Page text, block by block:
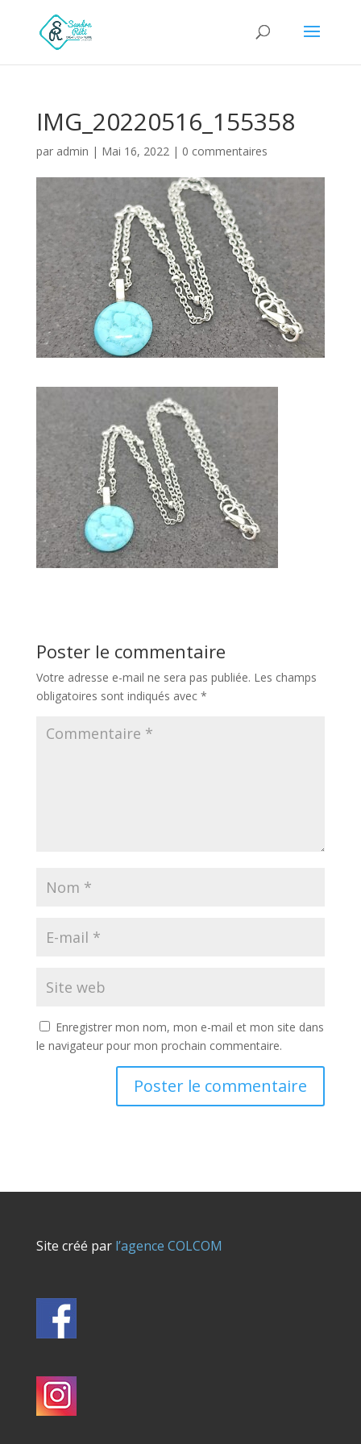
IMG_20220516_155358
par admin | Mai 16, 2022| 0 commentaires
Poster le commentaire
Votre adresse e-mail ne sera pas publiée. Les champs
obligatoires sont indiqués avec *
Enregistrer mon nom, mon e-mail et mon site dans
le navigateur pour mon prochain commentaire.
Site créé parl’agence COLCOM